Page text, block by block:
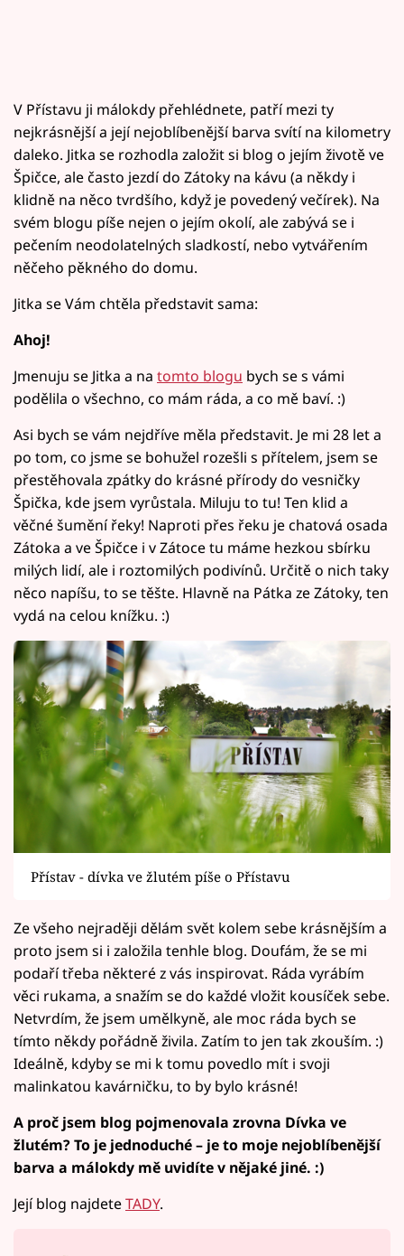
V Přístavu ji málokdy přehlédnete, patří mezi ty
nejkrásnější a její nejoblíbenější barva svítí na kilometry
daleko. Jitka se rozhodla založit si blog o jejím životě ve
Špičce, ale často jezdí do Zátoky na kávu (a někdy i
klidně na něco tvrdšího, když je povedený večírek). Na
svém blogu píše nejen o jejím okolí, ale zabývá se i
pečením neodolatelných sladkostí, nebo vytvářením
něčeho pěkného do domu.
Jitka se Vám chtěla představit sama:
Ahoj!
Jmenuju se Jitka a na tomto blogu bych se s vámi
podělila o všechno, co mám ráda, a co mě baví. :)
Asi bych se vám nejdříve měla představit. Je mi 28 let a
po tom, co jsme se bohužel rozešli s přítelem, jsem se
přestěhovala zpátky do krásné přírody do vesničky
Špička, kde jsem vyrůstala. Miluju to tu! Ten klid a
věčné šumění řeky! Naproti přes řeku je chatová osada
Zátoka a ve Špičce i v Zátoce tu máme hezkou sbírku
milých lidí, ale i roztomilých podivínů. Určitě o nich taky
něco napíšu, to se těšte. Hlavně na Pátka ze Zátoky, ten
vydá na celou knížku. :)
Přístav - dívka ve žlutém píše o Přístavu
Ze všeho nejraději dělám svět kolem sebe krásnějším a
proto jsem si i založila tenhle blog. Doufám, že se mi
podaří třeba některé z vás inspirovat. Ráda vyrábím
věci rukama, a snažím se do každé vložit kousíček sebe.
Netvrdím, že jsem umělkyně, ale moc ráda bych se
tímto někdy pořádně živila. Zatím to jen tak zkouším. :)
Ideálně, kdyby se mi k tomu povedlo mít i svoji
malinkatou kavárničku, to by bylo krásné!
A proč jsem blog pojmenovala zrovna Dívka ve
žlutém? To je jednoduché – je to moje nejoblíbenější
barva a málokdy mě uvidíte v nějaké jiné. :)
Její blog najdeteTADY.